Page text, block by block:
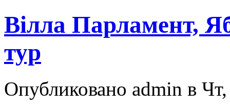
Вілла Парламент,
тур
Опубликовано admin в